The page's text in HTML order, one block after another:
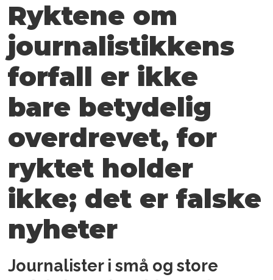
Ryktene om
journalistikkens
forfall er ikke
bare betydelig
overdrevet, for
ryktet holder
ikke; det er falske
nyheter
Journalister i små og store